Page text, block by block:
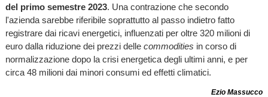
del primo semestre 2023. Una contrazione che secondo
l'azienda sarebbe riferibile soprattutto al passo indietro fatto
registrare dai ricavi energetici, influenzati per oltre 320 milioni di
euro dalla riduzione dei prezzi delle commodities in corso di
normalizzazione dopo la crisi energetica degli ultimi anni, e per
circa 48 milioni dai minori consumi ed effetti climatici.
Ezio Massucco